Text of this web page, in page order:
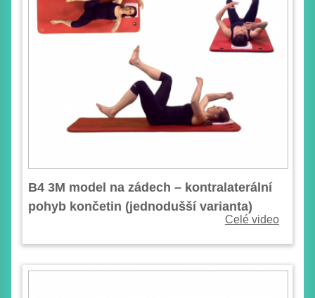
B4 3M model na zádech – kontralaterální
pohyb končetin (jednodušší varianta)
Celé video